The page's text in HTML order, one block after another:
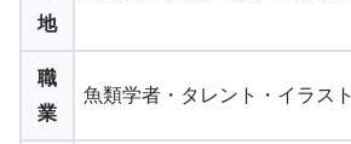
地
職
業
魚類学者・タレント・イラス